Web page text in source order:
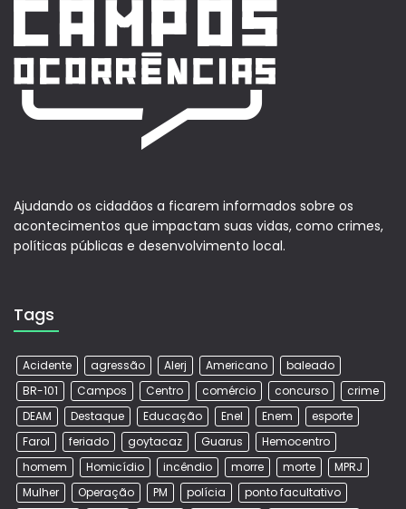
Ajudando os cidadãos a ficarem informados sobre os
acontecimentos que impactam suas vidas, como crimes,
políticas públicas e desenvolvimento local.
Tags
Acidente agressão Alerj Americano
baleado
BR-101
Campos Centro comércio concurso
crime
DEAM
Destaque Educação Enel Enem
esporte
Farol
feriado goytacaz Guarus
Hemocentro
homem
Homicídio incêndio morre morte
MPRJ
Mulher
Operação PM polícia
ponto facultativo